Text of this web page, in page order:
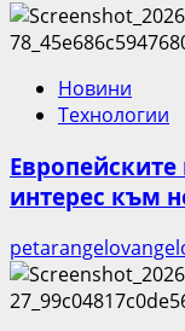
Новини
Технологии
интерес към